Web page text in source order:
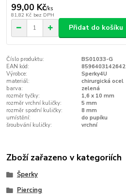
99,00 Kč/ks
81,82 Kč bez DPH
Přidat do košíku
Číslo produktu:
BS01033-G
EAN kód:
8596403142642
Výrobce:
Sperky4U
materiál:
chirurgická ocel
barva:
zelená
rozměr tyčky:
1,6 x 10 mm
rozměr vrchní kuličky:
5 mm
rozměr spodní kuličky:
8 mm
umístění:
do pupíku
šroubvání kuličky:
vrchní
Zboží zařazeno v kategoriích
Šperky
Piercing